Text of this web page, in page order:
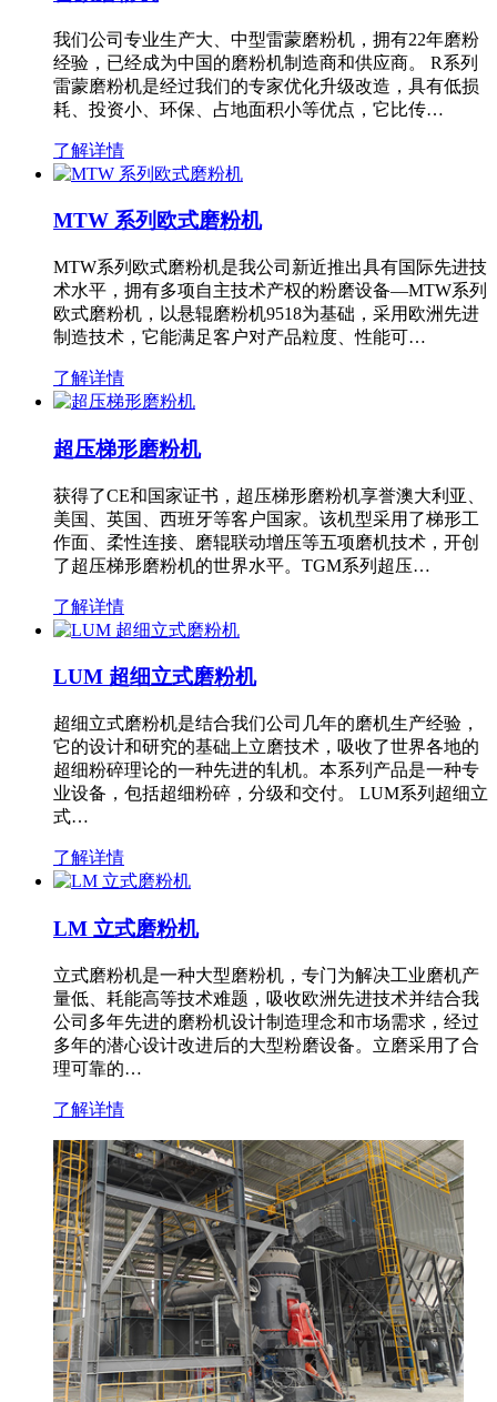
我们公司专业生产大、中型雷蒙磨粉机，拥有22年磨粉
经验，已经成为中国的磨粉机制造商和供应商。 R系列
雷蒙磨粉机是经过我们的专家优化升级改造，具有低损
耗、投资小、环保、占地面积小等优点，它比传…
了解详情
MTW 系列欧式磨粉机
MTW系列欧式磨粉机是我公司新近推出具有国际先进技
术水平，拥有多项自主技术产权的粉磨设备—MTW系列
欧式磨粉机，以悬辊磨粉机9518为基础，采用欧洲先进
制造技术，它能满足客户对产品粒度、性能可…
了解详情
超压梯形磨粉机
获得了CE和国家证书，超压梯形磨粉机享誉澳大利亚、
美国、英国、西班牙等客户国家。该机型采用了梯形工
作面、柔性连接、磨辊联动增压等五项磨机技术，开创
了超压梯形磨粉机的世界水平。TGM系列超压…
了解详情
LUM 超细立式磨粉机
超细立式磨粉机是结合我们公司几年的磨机生产经验，
它的设计和研究的基础上立磨技术，吸收了世界各地的
超细粉碎理论的一种先进的轧机。本系列产品是一种专
业设备，包括超细粉碎，分级和交付。 LUM系列超细立
式…
了解详情
LM 立式磨粉机
立式磨粉机是一种大型磨粉机，专门为解决工业磨机产
量低、耗能高等技术难题，吸收欧洲先进技术并结合我
公司多年先进的磨粉机设计制造理念和市场需求，经过
多年的潜心设计改进后的大型粉磨设备。立磨采用了合
理可靠的…
了解详情